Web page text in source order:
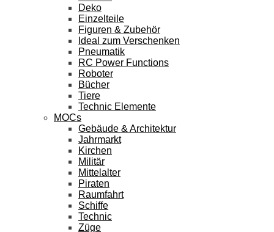
Deko
Einzelteile
Figuren & Zubehör
Ideal zum Verschenken
Pneumatik
RC Power Functions
Roboter
Bücher
Tiere
Technic Elemente
MOCs
Gebäude & Architektur
Jahrmarkt
Kirchen
Militär
Mittelalter
Piraten
Raumfahrt
Schiffe
Technic
Züge